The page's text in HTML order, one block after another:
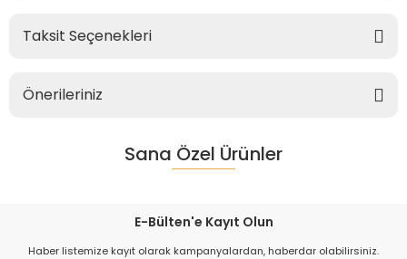
Taksit Seçenekleri
Önerileriniz
Sana Özel Ürünler
E-Bülten'e Kayıt Olun
Haber listemize kayıt olarak kampanyalardan, haberdar olabilirsiniz.